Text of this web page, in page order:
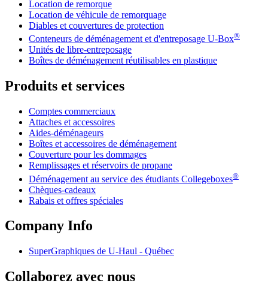
Location de remorque
Location de véhicule de remorquage
Diables et couvertures de protection
Conteneurs de déménagement et d'entreposage U-Box®
Unités de libre-entreposage
Boîtes de déménagement réutilisables en plastique
Produits et services
Comptes commerciaux
Attaches et accessoires
Aides-déménageurs
Boîtes et accessoires de déménagement
Couverture pour les dommages
Remplissages et réservoirs de propane
Déménagement au service des étudiants Collegeboxes®
Chèques-cadeaux
Rabais et offres spéciales
Company Info
SuperGraphiques de U-Haul - Québec
Collaborez avec nous